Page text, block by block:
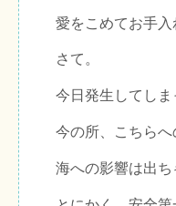
愛をこめてお手
さて。
今日発生してし
今の所、こちらへ
海への影響は出ち